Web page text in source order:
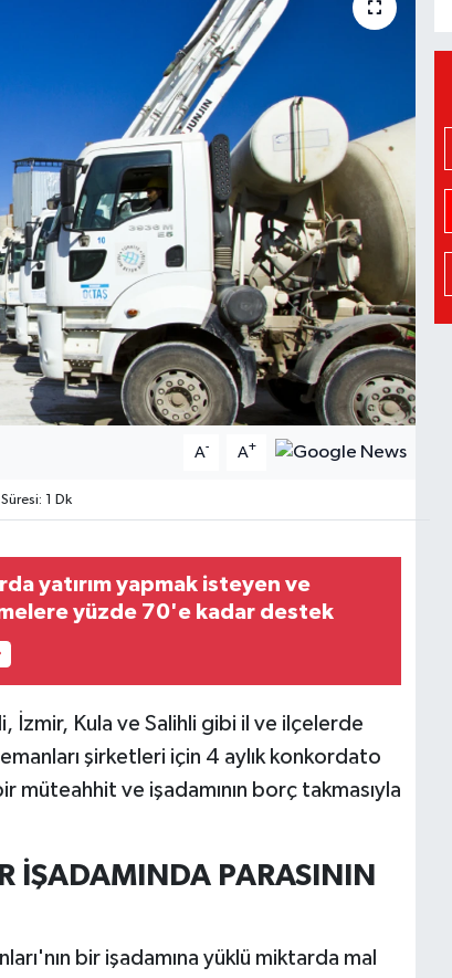
A- A+
1 Dk
yatırım yapmak isteyen ve
yüzde 70'e kadar destek
İzmir, Kula ve Salihli gibi il ve ilçelerde
şirketleri için 4 aylık konkordato
müteahhit ve işadamının borç takmasıyla
İŞADAMINDA PARASININ
bir işadamına yüklü miktarda mal